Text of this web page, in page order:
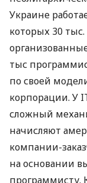
Украине
которых 30
тыс
по своей
корпорации. У
сложный
начисляют
компании-
на основании
программисту.